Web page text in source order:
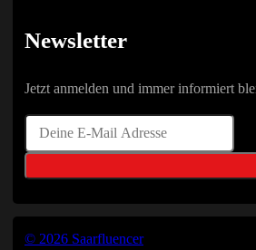
Newsletter
Jetzt anmelden und immer informiert
© 2026 Saarfluencer